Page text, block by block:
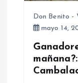
Don Benito -
mayo 14,